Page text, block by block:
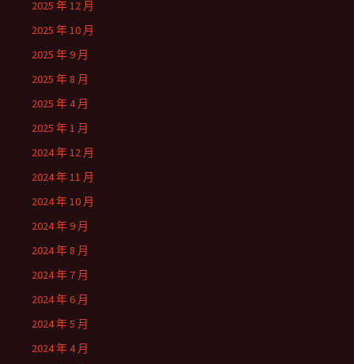
2025 年 12 月
2025 年 10 月
2025 年 9 月
2025 年 8 月
2025 年 4 月
2025 年 1 月
2024 年 12 月
2024 年 11 月
2024 年 10 月
2024 年 9 月
2024 年 8 月
2024 年 7 月
2024 年 6 月
2024 年 5 月
2024 年 4 月